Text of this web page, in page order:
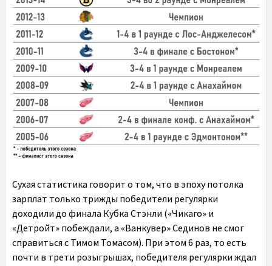
Сухая статистика говорит о том, что в эпоху потолка
зарплат только трижды победители регулярки
доходили до финала Кубка Стэнли («Чикаго» и
«Детройт» побеждали, а «Ванкувер» Сединов не смог
справиться с Тимом Томасом). При этом 6 раз, то есть
почти в трети розыгрышах, победителя регулярки ждал